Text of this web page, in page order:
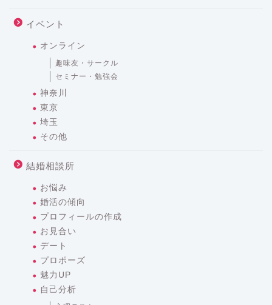
イベント
オンライン
趣味友・サークル
セミナー・勉強会
神奈川
東京
埼玉
その他
結婚相談所
お悩み
婚活の傾向
プロフィールの作成
お見合い
デート
プロポーズ
魅力UP
自己分析